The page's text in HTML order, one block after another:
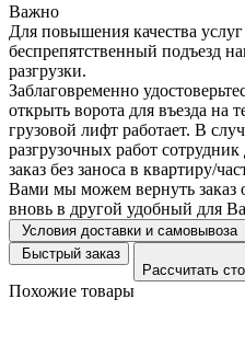
Важно
Для повышения качества
беспрепятственный подъезд
разгрузки.
Заблаговременно
открыть ворота для въезда на
грузовой лифт работает. В
разгрузочных работ
заказ без заноса в квартиру/
Вами мы можем вернуть заказ
вновь в другой удобный для
Условия доставки и самовывоза
Быстрый заказ
Рассчитать
Похожие товары